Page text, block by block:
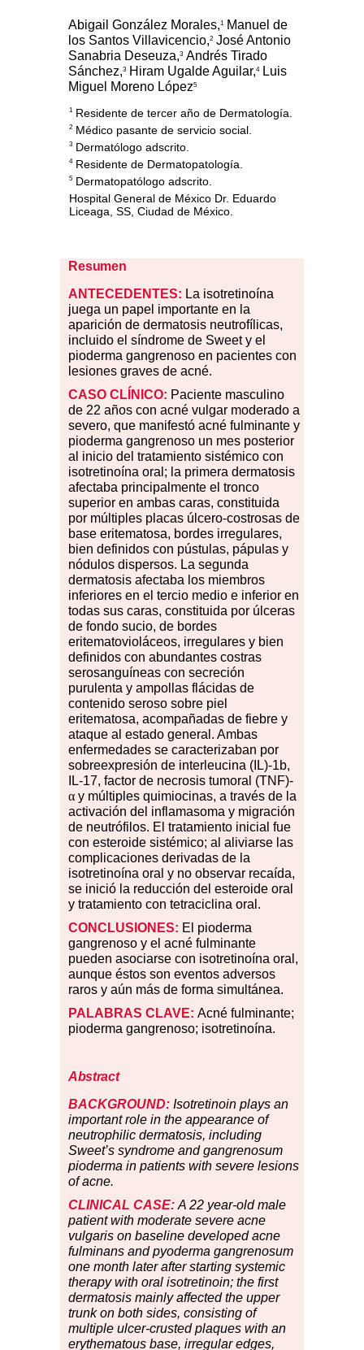
Abigail González Morales,1
Manuel de
los Santos Villavicencio,2 José Antonio
Sanabria Deseuza,3 Andrés Tirado
Sánchez,3 Hiram Ugalde Aguilar,4Luis
Miguel Moreno López5
1 Residente de tercer año de Dermatología.
2 Médico pasante de servicio social.
3 Dermatólogo adscrito.
4Residente de Dermatopatología.
5 Dermatopatólogo adscrito.
Hospital General de México Dr. Eduardo
Liceaga, SS, Ciudad de México.
Resumen
ANTECEDENTES: La isotretinoína
juega un papel importante en la
aparición de dermatosis neutrofílicas,
incluido el síndrome de Sweet y el
pioderma gangrenoso en pacientes con
lesiones graves de acné.
CASO CLÍNICO: Paciente masculino
de 22 años con acné vulgar moderado a
severo, que manifestó acné fulminante y
pioderma gangrenoso un mes posterior
al inicio del tratamiento sistémico con
isotretinoína oral; la primera dermatosis
afectaba principalmente el tronco
superior en ambas caras, constituida
por múltiples placas úlcero-costrosas de
base eritematosa, bordes irregulares,
bien definidos con pústulas, pápulas y
nódulos dispersos. La segunda
dermatosis afectaba los miembros
inferiores en el tercio medio e inferior en
todas sus caras, constituida por úlceras
de fondo sucio, de bordes
eritematovioláceos, irregulares y bien
definidos con abundantes costras
serosanguíneas con secreción
purulenta y ampollas flácidas de
contenido seroso sobre piel
eritematosa, acompañadas de fiebre y
ataque al estado general. Ambas
enfermedades se caracterizaban por
sobreexpresión de interleucina (IL)-1b,
IL-17, factor de necrosis tumoral (TNF)-
α y múltiples quimiocinas, a través de la
activación del inflamasoma y migración
de neutrófilos. El tratamiento inicial fue
con esteroide sistémico; al aliviarse las
complicaciones derivadas de la
isotretinoína oral y no observar recaída,
se inició la reducción del esteroide oral
y tratamiento con tetraciclina oral.
CONCLUSIONES: El pioderma
gangrenoso y el acné fulminante
pueden asociarse con isotretinoína oral,
aunque éstos son eventos adversos
raros y aún más de forma simultánea.
PALABRAS CLAVE: Acné fulminante;
pioderma gangrenoso; isotretinoína.
Abstract
BACKGROUND: Isotretinoin plays an
important role in the appearance of
neutrophilic dermatosis, including
Sweet’s syndrome and gangrenosum
pioderma in patients with severe lesions
of acne.
CLINICAL CASE: A 22 year-old male
patient with moderate severe acne
vulgaris on baseline developed acne
fulminans and pyoderma gangrenosum
one month later after starting systemic
therapy with oral isotretinoin; the first
dermatosis mainly affected the upper
trunk on both sides, consisting of
multiple ulcer-crusted plaques with an
erythematous base, irregular edges,